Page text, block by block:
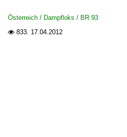
Österreich / Dampfloks / BR 93
 833. 17.04.2012